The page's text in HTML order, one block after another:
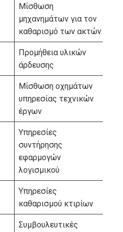
Μίσθωση
μηχανημάτων για τον
καθαρισμό των ακτών
Προμήθεια υλικών
άρδευσης
Μίσθωση οχημάτων
υπηρεσίας τεχνικών
έργων
Υπηρεσίες
συντήρησης
εφαρμογών
λογισμικού
Υπηρεσίες
καθαρισμού κτιρίων
Συμβουλευτικές